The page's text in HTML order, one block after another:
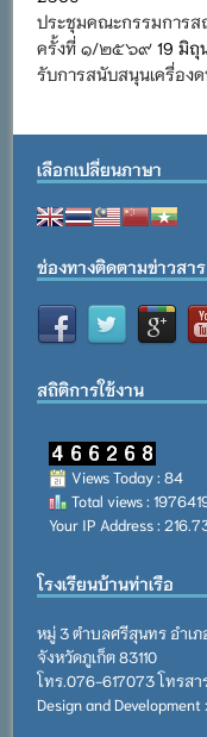
ประชุมคณะกรรมการส
ครั้งที่ ๑/๒๕๖๙ 19 มิถุ
รับการสนับสนุนเครื่อง
เลือกเปลี่ยนภาษา
ช่องทางติดตามข่าวสาร
สถิติการใช้งาน
Views Today : 84
Total views :
Your IP Address :
โรงเรียนบ้านท่าเรือ
หมู่ 3 ตำบลศรีสุนทร อำเภ
จังหวัดภูเก็ต 83110
โทร.076-617073 โทรส
Design and Development